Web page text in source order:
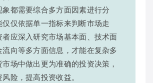
象都需要综合多方面因素进行分
仅仅依据单一指标来判断市场走
者应深入研究市场基本面、技术面
流向等多方面信息，才能在复杂多
场中做出更为准确的投资决策，
险，提高投资收益。